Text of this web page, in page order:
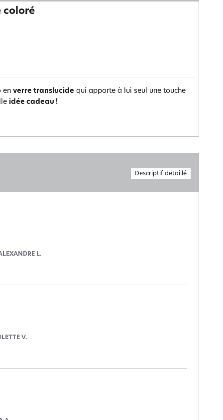
coloré
en verre translucide qui apporte à lui seul une touche
idée cadeau !
Descriptif détaillé
L.
V.